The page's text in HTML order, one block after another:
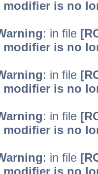
modifier is no
: in file
modifier is no
: in file
modifier is no
: in file
modifier is no
: in file
modifier is no